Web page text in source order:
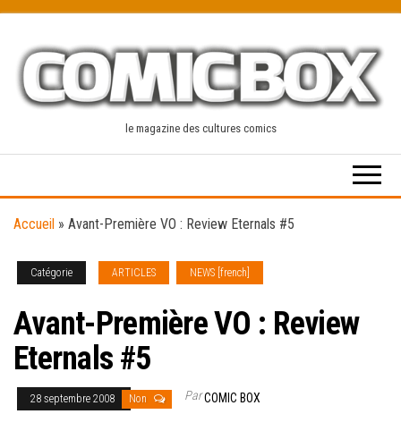
content
le magazine des cultures comics
Accueil » Avant-Première VO : Review Eternals #5
Catégorie ARTICLES NEWS [french]
Avant-Première VO : Review
Eternals #5
28 septembre 2008 Non ParCOMIC BOX